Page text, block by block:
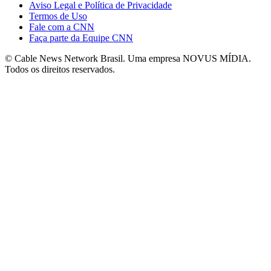
Aviso Legal e Política de Privacidade
Termos de Uso
Fale com a CNN
Faça parte da Equipe CNN
© Cable News Network Brasil. Uma empresa NOVUS MÍDIA.
Todos os direitos reservados.